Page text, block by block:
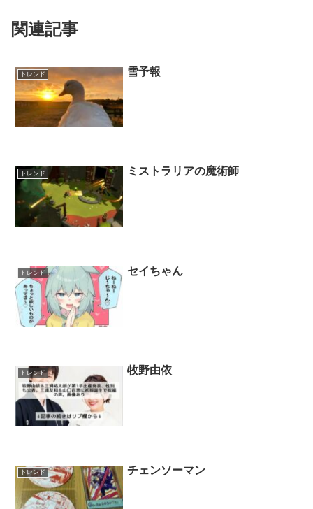
関連記事
トレンド 雪予報
トレンド ミストラリアの魔術師
トレンド セイちゃん
トレンド 牧野由依
トレンド チェンソーマン